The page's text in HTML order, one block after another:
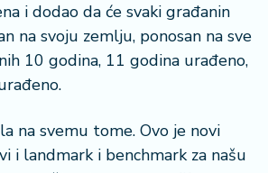
i dodao da će svaki građanin
na svoju zemlju, ponosan na sve
10 godina, 11 godina urađeno,
na svemu tome. Ovo je novi
i landmark i benchmark za našu